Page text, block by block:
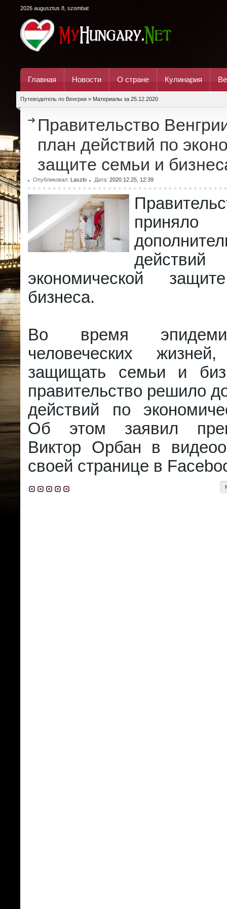
2026 augusztus 8, szombat
Главная Новости О стране Кулинария
Путеводитель по Венгрии » Материалы за 25.12.2020
Правительство
план действий по
защите семьи и
Опубликовал: Laszlo Дата: 2020.12.25, 12:39
экономической
бизнеса.
Во время
человеческих
защищать семьи и
правительство решило
действий по
Об этом заявил
Виктор Орбан в
своей странице в